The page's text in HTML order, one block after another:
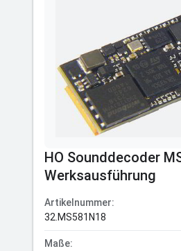
HO Sounddecoder
Werksausführung
Artikelnummer:
32.MS581N18
Maße: